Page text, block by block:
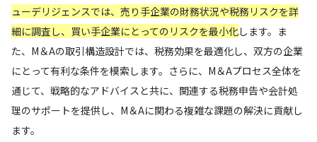
ューデリジェンスでは、売り手企業の財務状況や税務リスクを詳
細に調査し、買い手企業にとってのリスクを最小化します。ま
た、M＆Aの取引構造設計では、税務効果を最適化し、双方の企業
にとって有利な条件を模索します。さらに、M＆Aプロセス全体を
通じて、戦略的なアドバイスと共に、関連する税務申告や会計処
理のサポートを提供し、M＆Aに関わる複雑な課題の解決に貢献し
ます。